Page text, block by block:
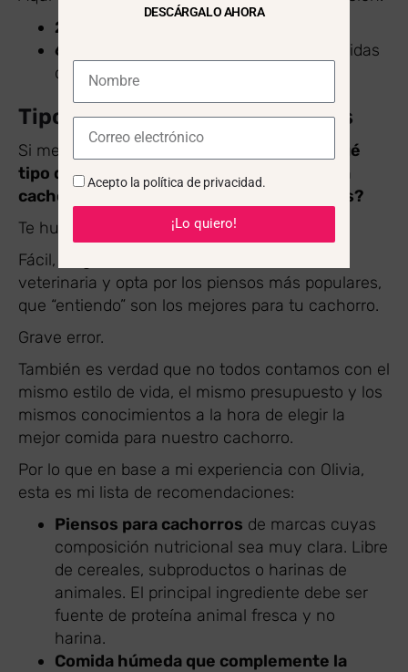
2 meses:
6 meses en adelante:
Reducir a 2 comidas
diarias.
Tipos de comida recomendados
Si me hubieras preguntado hace 8 años
¿qué
tipo de alimentación recomiendas para un
cachorro Schnauzer Miniatura de 2 meses?
Te hubiera contestado:
Fácil, dirígete a una tienda de mascotas o
veterinaria y opta por los piensos más populares,
que “entiendo” son los mejores para tu cachorro.
Grave error.
También es verdad que no todos contamos con el
mismo estilo de vida, el mismo presupuesto y los
mismos conocimientos a la hora de elegir la
mejor comida para nuestro cachorro.
Por lo que en base a mi experiencia con Olivia,
esta es mi lista de recomendaciones:
Piensos para cachorros de marcas cuyas
composición nutricional sea muy clara. Libre
de cereales, subproductos o harinas de
animales. El principal ingrediente debe ser
fuente de proteína animal fresca y no
harina.
Comida húmeda que complemente la
DESCÁRGALO AHORA
Acepto la política de privacidad.
¡Lo quiero!